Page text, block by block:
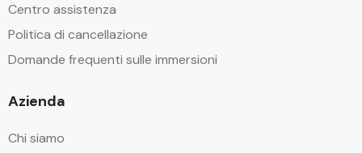
Centro assistenza
Politica di cancellazione
Domande frequenti sulle immersioni
Azienda
Chi siamo